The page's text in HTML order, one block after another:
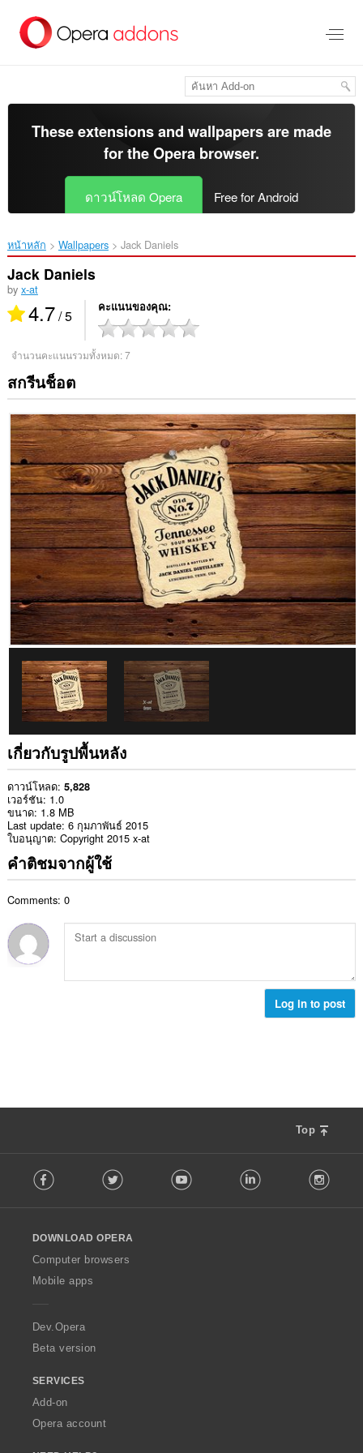
These extensions and wallpapers are made
for theOpera browser.
ดาวน์โหลด Opera Free for Android
หน้าหลัก Wallpapers Jack Daniels‎
Jack Daniels
by x-at
4.7/ 5 คะแนนของคุณ
จำนวนคะแนนรวมทั้งหมด:7
สกรีนช็อต
เกี่ยวกับรูปพื้นหลัง
ดาวน์โหลด 5,828
เวอร์ชัน 1.0
ขนาด 1.8 MB
Last update 6 กุมภาพันธ์ 2015
ใบอนุญาต Copyright 2015 x-at
คำติชมจากผู้ใช้
Comments: 0
Log in to post
Top
o
w
O
p
a
Facebook Twitter Youtube LinkedIn
DOWNLOAD OPERA
Computer browsers
Mobile apps
Dev.Opera
Beta version
SERVICES
Add-on
Opera account